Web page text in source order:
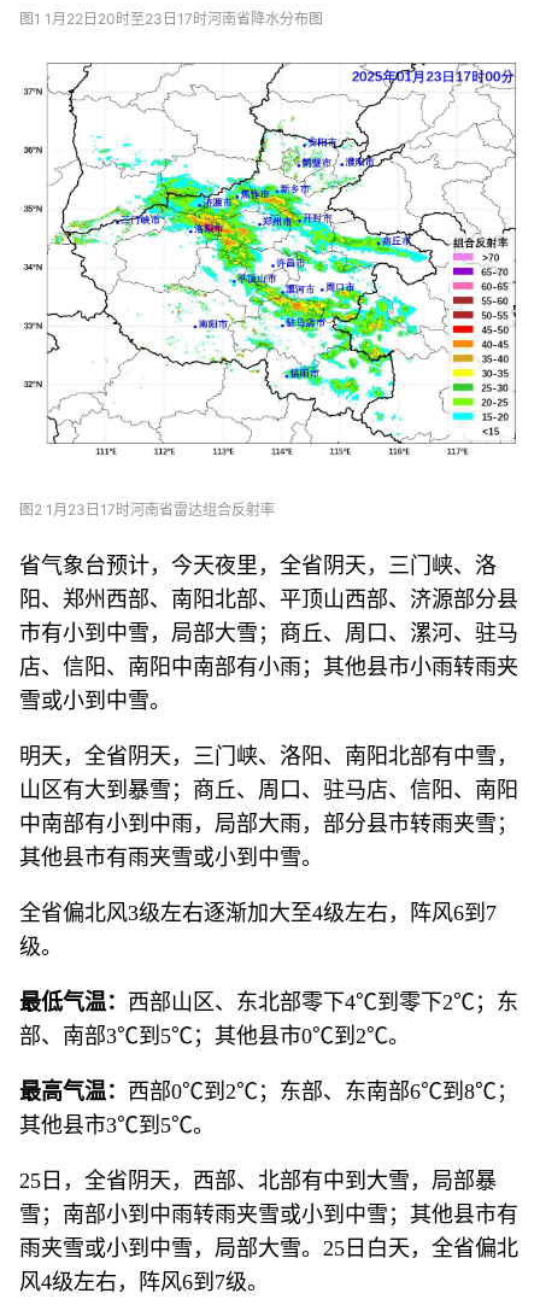
图1 1月22日20时至23日17时河南省降水分布图
图2 1月23日17时河南省雷达组合反射率
省气象台预计，今天夜里，全省阴天，三门峡、洛
阳、郑州西部、南阳北部、平顶山西部、济源部分县
市有小到中雪，局部大雪；商丘、周口、漯河、驻马
店、信阳、南阳中南部有小雨；其他县市小雨转雨夹
雪或小到中雪。
明天，全省阴天，三门峡、洛阳、南阳北部有中雪，
山区有大到暴雪；商丘、周口、驻马店、信阳、南阳
中南部有小到中雨，局部大雨，部分县市转雨夹雪；
其他县市有雨夹雪或小到中雪。
全省偏北风3级左右逐渐加大至4级左右，阵风6到7
级。
最低气温： 西部山区、东北部零下4℃到零下2℃；东
部、南部3℃到5℃ ；其他县市0℃到2℃。
最高气温： 西部0℃到2℃ ；东部、东南部6℃到8℃ ；
其他县市3℃到5℃。
25日，全省阴天，西部、北部有中到大雪，局部暴
雪；南部小到中雨转雨夹雪或小到中雪；其他县市有
雨夹雪或小到中雪，局部大雪。25日白天，全省偏北
风4级左右，阵风6到7级。